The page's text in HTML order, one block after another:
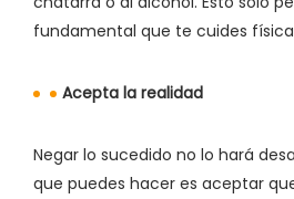
fundamental que te cuides
Acepta la realidad
Negar lo sucedido no lo hará
que puedes hacer es aceptar